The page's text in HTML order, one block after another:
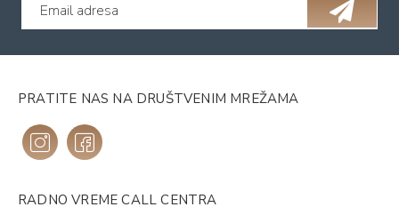
PRATITE NAS NA DRUŠTVENIM MREŽAMA
RADNO VREME CALL CENTRA